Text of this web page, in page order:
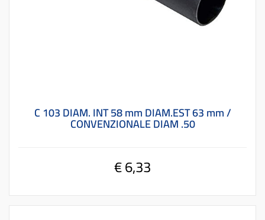
C 103 DIAM. INT 58 mm DIAM.EST 63 mm /
CONVENZIONALE DIAM .50
€ 6,33